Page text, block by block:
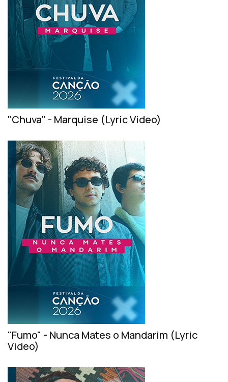
"Chuva" - Marquise (Lyric Video)
"Fumo" - Nunca Mates o Mandarim (Lyric
Video)